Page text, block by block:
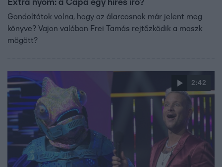
Extra nyom: a Cápa egy híres író?
Gondoltátok volna, hogy az álarcosnak már jelent meg
könyve? Vajon valóban Frei Tamás rejtőzködik a maszk
mögött?
2:42